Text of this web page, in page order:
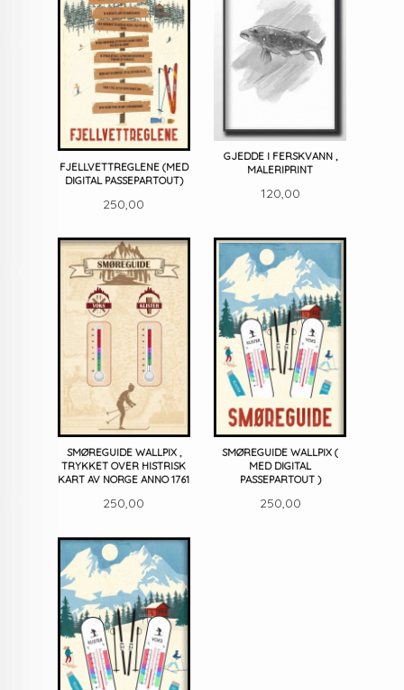
FJELLVETTREGLENE (MED
DIGITAL PASSEPARTOUT)
Pris
250,00
GJEDDE I FERSKVANN ,
MALERIPRINT
Pris
120,00
SMØREGUIDE WALLPIX ,
TRYKKET OVER HISTRISK
KART AV NORGE ANNO 1761
Pris
250,00
SMØREGUIDE WALLPIX (
MED DIGITAL
PASSEPARTOUT )
Pris
250,00